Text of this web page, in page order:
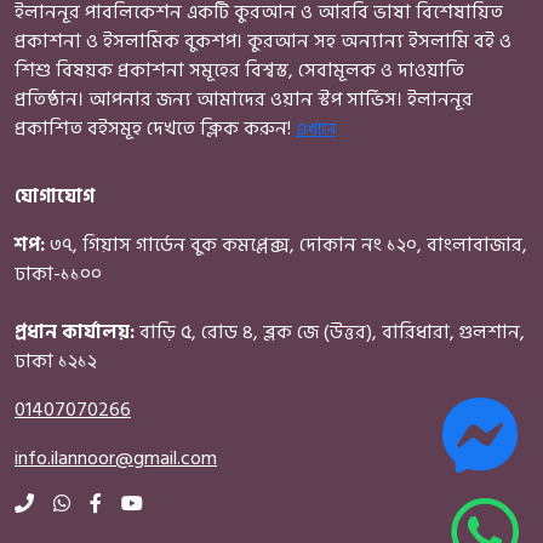
Comparative Religions
Sharia, Fiqh and Jurisprudence
Islamic Leadership and Self-developments
Tafseer & Commentary
শিশু-কিশোর ও প্যারেন্টিং
ইসলামি মননবিকাশ
ভুগোল
গল্প-উপন্যাস
বৈজ্ঞানিক বই
ইসলামি বই সমূহ
সীরাতে রাসুল (সাঃ)
ইলাননূর পাবলিকেশন একটি কুরআন ও আরবি ভাষা বিশেষায়িত
প্রকাশনা ও ইসলামিক বুকশপ। কুরআন সহ অন্যান্য ইসলামি বই ও
শিশু বিষয়ক প্রকাশনা সমূহের বিশ্বস্ত, সেবামূলক ও দাওয়াতি
প্রতিষ্ঠান। আপনার জন্য আমাদের ওয়ান স্টপ সার্ভিস। ইলাননূর
প্রকাশিত বইসমূহ দেখতে ক্লিক করুন! এখানে
যোগাযোগ
শপ:৩৭, গিয়াস গার্ডেন বুক কমপ্লেক্স, দোকান নং ১২০, বাংলাবাজার,
ঢাকা-১১০০
প্রধান কার্যালয়:বাড়ি ৫, রোড ৪, ব্লক জে (উত্তর), বারিধারা, গুলশান,
ঢাকা ১২১২
01407070266
info.ilannoor@gmail.com